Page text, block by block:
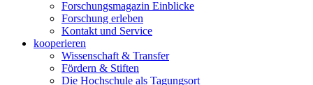
Forschungsmagazin Einblicke
Forschung erleben
Kontakt und Service
kooperieren
Wissenschaft & Transfer
Fördern & Stiften
Die Hochschule als Tagungsort